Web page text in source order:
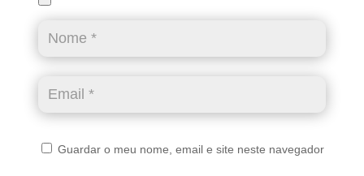
Guardar o meu nome, email e site neste navegador